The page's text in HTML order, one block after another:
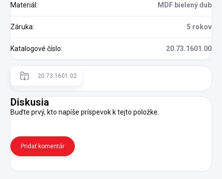
Materiál: MDF bielený dub
Záruka: 5 rokov
Katalogové číslo: 20.73.1601.00
20.73.1601.02
Diskusia
Buďte prvý, kto napíše príspevok k tejto položke.
Pridať komentár